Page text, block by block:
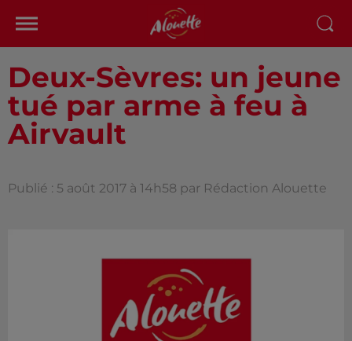
Deux-Sèvres: un jeune
tué par arme à feu à
Airvault
Publié : 5 août 2017 à 14h58 par Rédaction Alouette